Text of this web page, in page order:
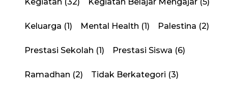
Keluarga (1) Mental Health (1) Palestina (2)
Prestasi Sekolah (1) Prestasi Siswa (6)
Ramadhan (2) Tidak Berkategori (3)